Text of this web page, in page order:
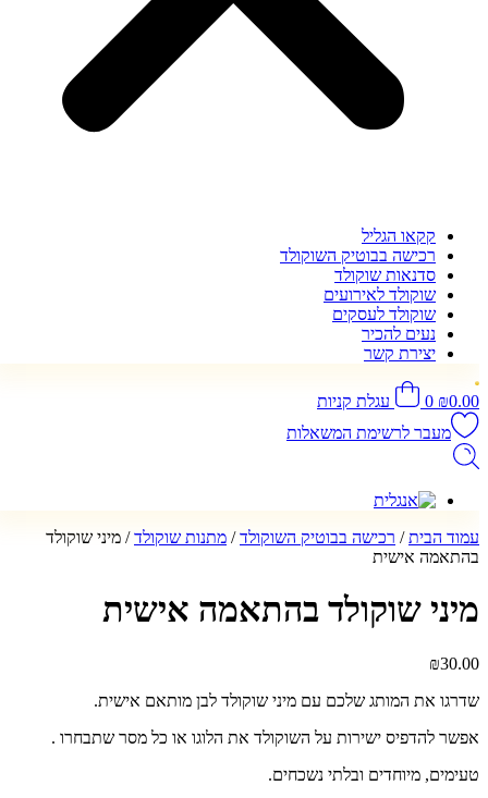
קקאו הגליל
רכישה בבוטיק השוקולד
סדנאות שוקולד
שוקולד לאירועים
שוקולד לעסקים
נעים להכיר
יצירת קשר
₪0.00
0
עגלת קניות
מעבר לרשימת המשאלות
עמוד הבית/רכישה בבוטיק השוקולד/מתנות שוקולד/ מיני שוקולד
בהתאמה אישית
מיני שוקולד בהתאמה אישית
₪30.00
שדרגו את המותג שלכם עם מיני שוקולד לבן מותאם אישית.
אפשר להדפיס ישירות על השוקולד את הלוגו או כל מסר שתבחרו .
טעימים, מיוחדים ובלתי נשכחים.